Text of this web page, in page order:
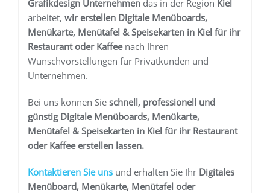
Grafikdesign Unternehmen das in der Region Kiel
arbeitet, wir erstellen Digitale Menüboards,
Menükarte, Menütafel & Speisekarten in Kiel für ihr
Restaurant oder Kaffeenach Ihren
Wunschvorstellungen für Privatkunden und
Unternehmen.
Bei uns können Sie schnell, professionell und
günstig Digitale Menüboards, Menükarte,
Menütafel & Speisekarten in Kiel für ihr Restaurant
oder Kaffee erstellen lassen.
Kontaktieren Sie uns und erhalten Sie Ihr Digitales
Menüboard, Menükarte, Menütafel oder